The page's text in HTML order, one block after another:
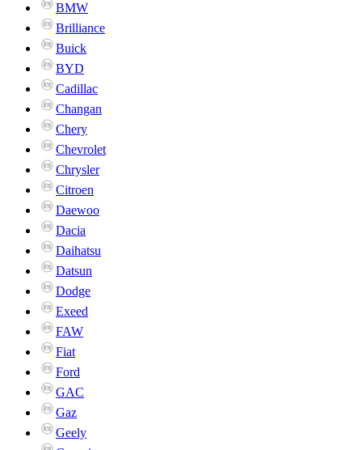
BMW
Brilliance
Buick
BYD
Cadillac
Changan
Chery
Chevrolet
Chrysler
Citroen
Daewoo
Dacia
Daihatsu
Datsun
Dodge
Exeed
FAW
Fiat
Ford
GAC
Gaz
Geely